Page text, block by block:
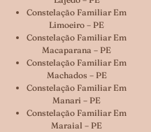
Constelação Familiar Em
Limoeiro – PE
Constelação Familiar Em
Macaparana – PE
Constelação Familiar Em
Machados – PE
Constelação Familiar Em
Manari – PE
Constelação Familiar Em
Maraial – PE